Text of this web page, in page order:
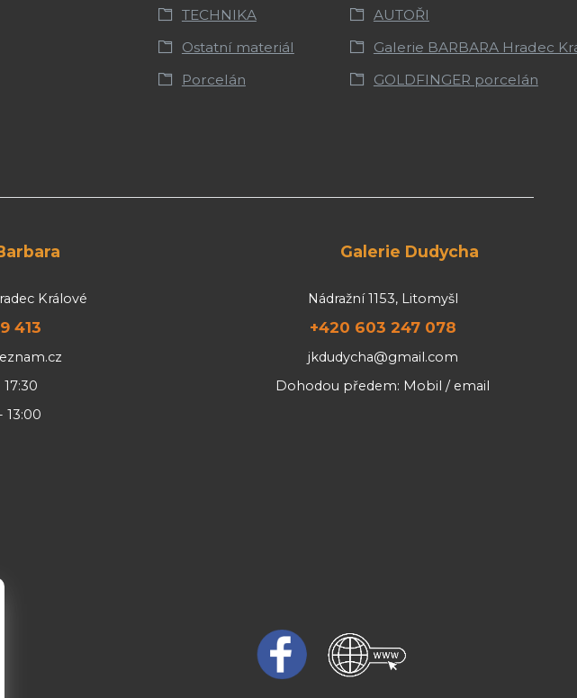
TECHNIKA
AUTOŘI
Ostatní materiál
Galerie BARBARA Hradec
Porcelán
GOLDFINGER porcelán
Králové
413
Galerie Dudycha
Nádražní 1153, Litomyšl
+420 603 247 078
jkdudycha@gmail.com
Dohodou předem: Mobil / email